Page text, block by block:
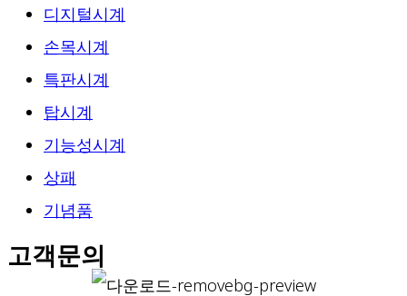
디지털시계
손목시계
특판시계
탑시계
기능성시계
상패
기념품
고객문의